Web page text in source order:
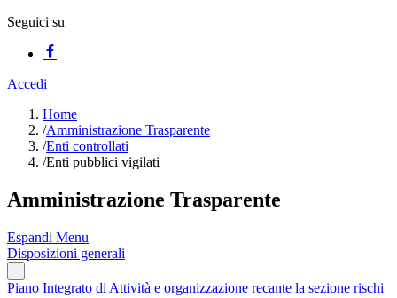
Seguici su
Accedi
Home
/Amministrazione Trasparente
/Enti controllati
/Enti pubblici vigilati
Amministrazione Trasparente
Espandi Menu
Disposizioni generali
Piano Integrato di Attività e organizzazione recante la sezione rischi